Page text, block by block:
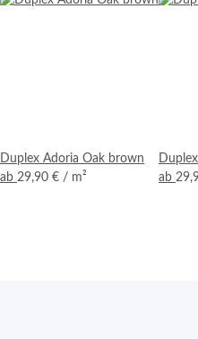
Duplex Adoria Oak brown
ab 29,90 € / m²
ab